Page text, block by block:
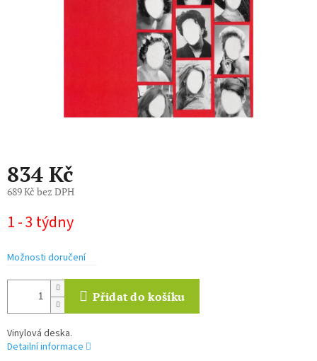
834 Kč
689 Kč bez DPH
cena:
1 - 3 týdny
Možnosti doručení
Přidat do košíku
Vinylová deska.
Detailní informace